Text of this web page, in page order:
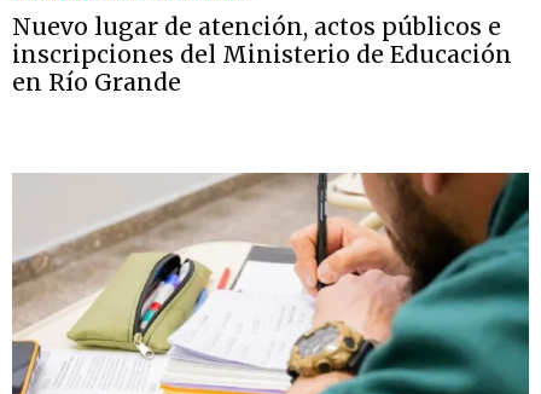
Nuevo lugar de atención, actos públicos e
inscripciones del Ministerio de Educación
en Río Grande